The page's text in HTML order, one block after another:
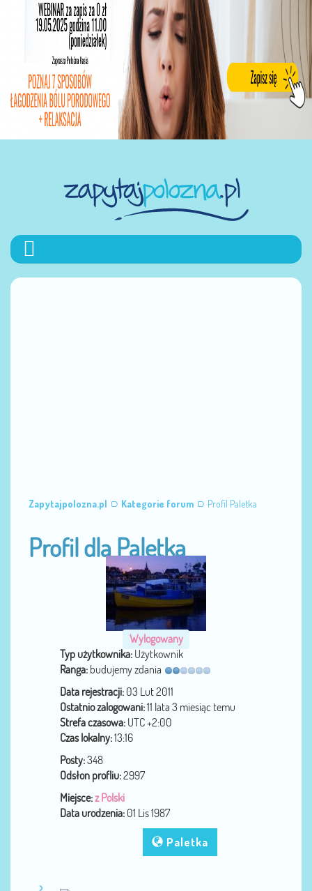
Zapytajpolozna.pl Kategorie forum Profil Paletka
Profil dla Paletka
Wylogowany
Typ użytkownika: Użytkownik
Ranga: budujemy zdania
Data rejestracji: 03 Lut 2011
Ostatnio zalogowani:11 lata 3 miesiąc temu
Strefa czasowa: UTC +2:00
Czas lokalny:13:16
Posty:348
Odsłon profliu:2997
Miejsce:z Polski
Data urodzenia: 01 Lis 1987
Paletka